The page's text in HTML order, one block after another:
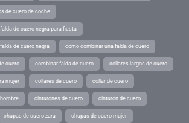
de cuero de coche
de cuero negra para fiesta
de cuero negra como combinar una falda de cuero
cuero combinar falda de cuero collares largos de cuero
mujer collares de cuero collar de cuero
cinturones de cuero cinturon de cuero
chupas de cuero zara chupas de cuero mujer